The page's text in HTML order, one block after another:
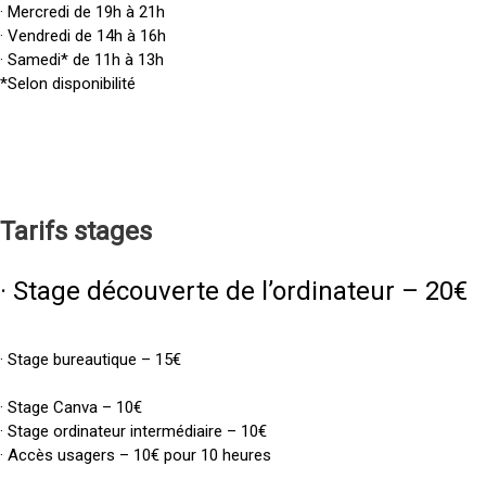
· Mercredi de 19h à 21h
· Vendredi de 14h à 16h
· Samedi* de 11h à 13h
*Selon disponibilité
Tarifs stages
· Stage découverte de l’ordinateur – 20€
· Stage bureautique – 15€
· Stage Canva – 10€
· Stage ordinateur intermédiaire – 10€
· Accès usagers – 10€ pour 10 heures